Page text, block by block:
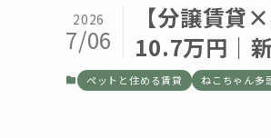
【分譲賃貸
10.7万円｜
2026
7/06
ペットと住める賃貸 ねこちゃん多